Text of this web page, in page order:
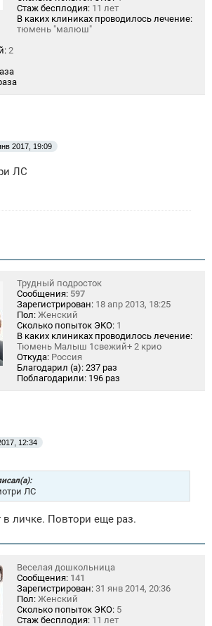
Стаж бесплодия: 11 лет
В каких клиниках проводилось лечение:
тюмень "малюш"
2
2017, 19:09
ЛС
Трудный подросток
Сообщения: 597
Зарегистрирован: 18 апр 2013, 18:25
Пол: Женский
Сколько попыток ЭКО: 1
В каких клиниках проводилось лечение:
Тюмень Малыш 1свежий+ 2 крио
Откуда: Россия
Благодарил (а): 237 раз
Поблагодарили: 196 раз
12:34
ЛС
в личке. Повтори еще раз.
Веселая дошкольница
Сообщения: 141
Зарегистрирован: 31 янв 2014, 20:36
Пол: Женский
Сколько попыток ЭКО: 5
Стаж бесплодия: 11 лет